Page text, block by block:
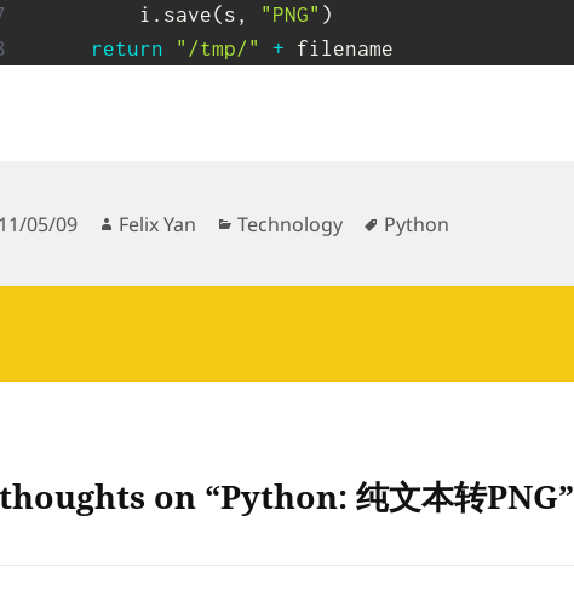
        i
. save(s , "PNG" )
return
"/tmp/" +
05/09 Author
Felix Yan Categories
Technology Tags
Python
on “Python: 纯文本转PNG”